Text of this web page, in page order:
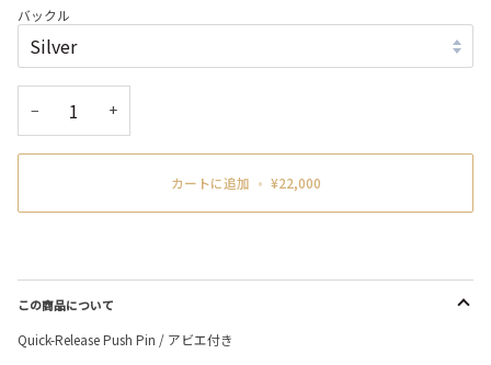
バックル
− +
カートに追加 • ¥22,000
この商品について
Quick-Release Push Pin / アビエ付き